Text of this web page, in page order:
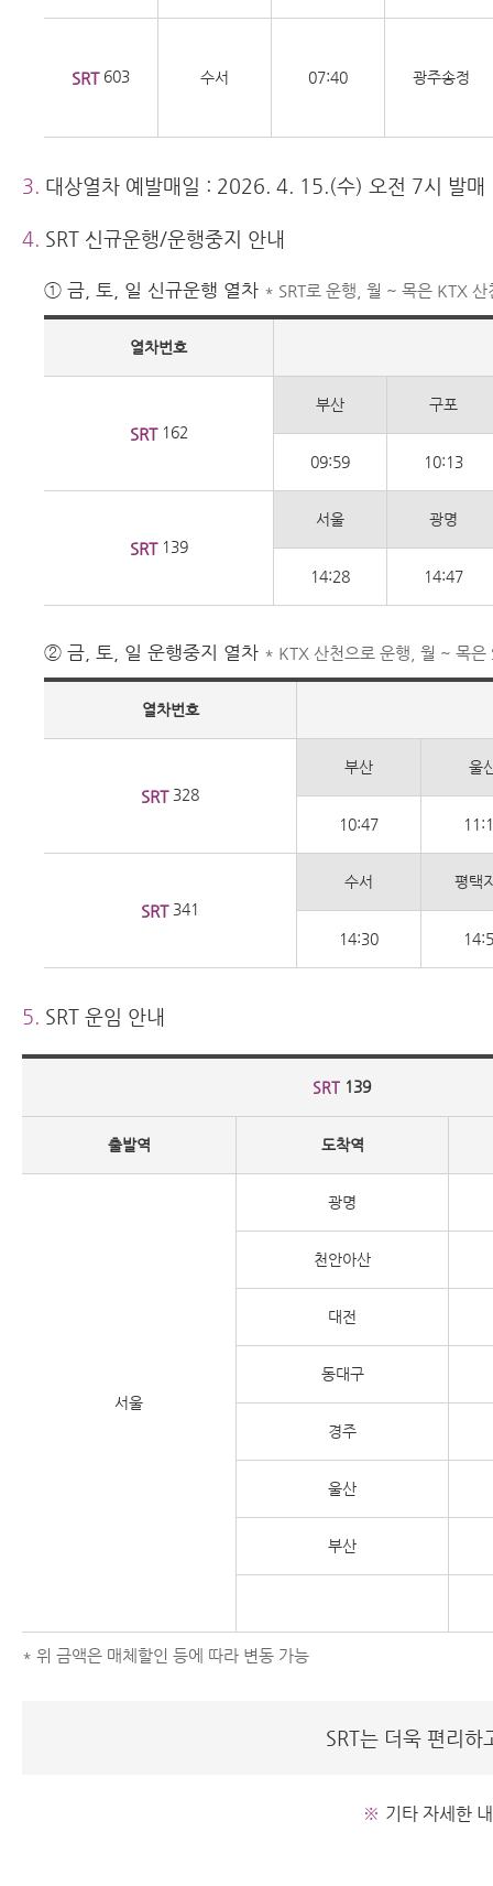
SRT603 수서 07:40 광주송정
3. 대상열차 예발매일 : 2026. 4. 15.(수) 오전 7시 발매
4. SRT 신규운행/운행중지 안내
① 금, 토, 일 신규운행 열차 * SRT로 운행, 월 ~ 목은 KTX 산
열차번호
SRT162
부산 구포
09:59 10:13
SRT139
서울 광명
14:28 14:47
② 금, 토, 일 운행중지 열차 * KTX 산천으로 운행, 월 ~ 목은
열차번호
SRT328
부산 울
10:47
SRT341
수서 평택
14:30
5. SRT 운임 안내
SRT139
출발역 도착역
서울
광명
천안아산
대전
동대구
경주
울산
부산
* 위 금액은 매체할인 등에 따라 변동 가능
SRT는 더욱 편리
※ 기타 자세한